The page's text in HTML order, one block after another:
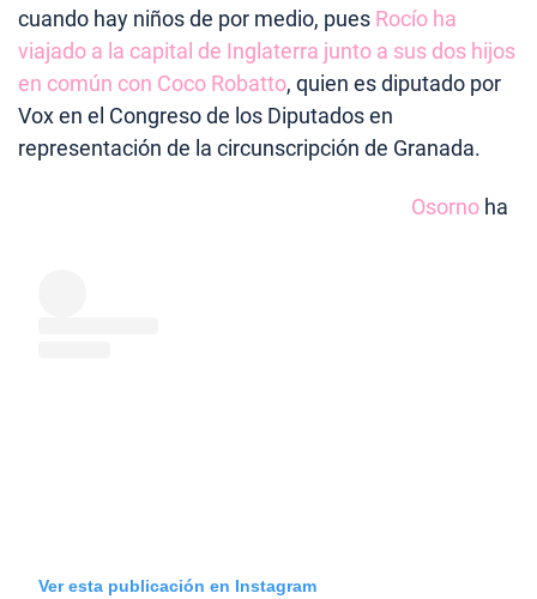
cuando hay niños de por medio, pues Rocío ha
viajado a la capital de Inglaterra junto a sus dos hijos
en común con Coco Robatto, quien es diputado por
Vox en el Congreso de los Diputados en
representación de la circunscripción de Granada.
Ver esta publicación en Instagram
Osorno ha